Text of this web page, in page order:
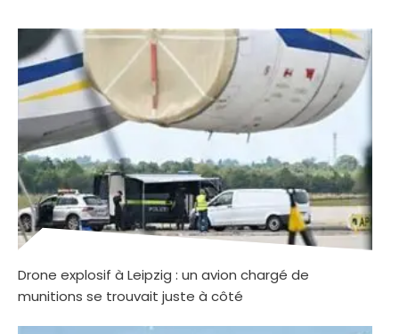
Drone explosif à Leipzig : un avion chargé de
munitions se trouvait juste à côté